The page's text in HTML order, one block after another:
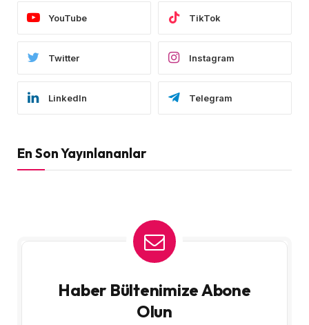
YouTube TikTok
Twitter Instagram
LinkedIn Telegram
En Son Yayınlananlar
Haber Bültenimize Abone
Olun